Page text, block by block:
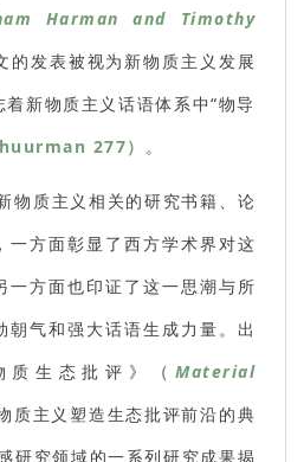
Harman and Timothy
的发表被视为新物质主义发展
新物质主义话语体系中“物导
277） 。
物质主义相关的研究书籍、论
一方面彰显了西方学术界对这
一方面也印证了这一思潮与所
朝气和强大话语生成力量。出
质生态批评》
（Material
质主义塑造生态批评前沿的典
研究领域的一系列研究成果揭